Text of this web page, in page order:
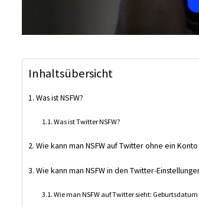
Inhaltsübersicht
Was ist NSFW?
Was ist Twitter NSFW?
Wie kann man NSFW auf Twitter ohne ein Konto
Wie kann man NSFW in den Twitter-
Wie man NSFW auf Twitter sieht: